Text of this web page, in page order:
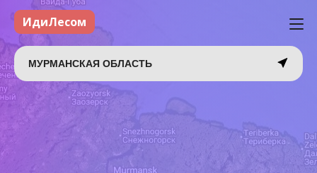
ИдиЛесом
МУРМАНСКАЯ ОБЛАСТЬ